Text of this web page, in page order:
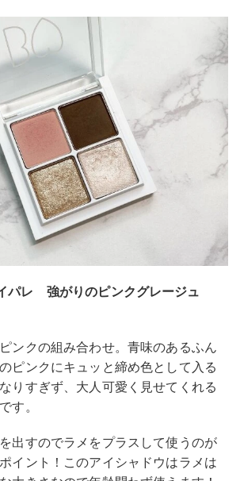
パレ 強がりのピンクグレージュ
ンクの組み合わせ。青味のあるふん
ピンクにキュッと締め色として入る
りすぎず、大人可愛く見せてくれる
す。
出すのでラメをプラスして使うのが
イント！このアイシャドウはラメは